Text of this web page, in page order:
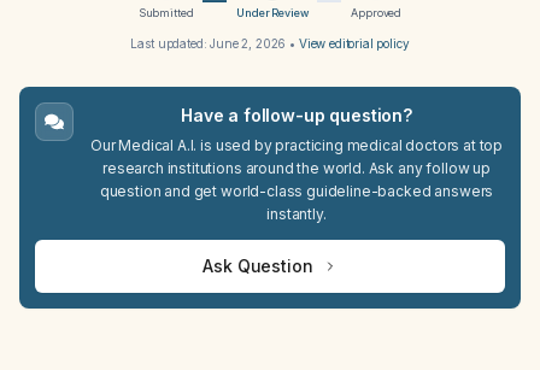
Submitted Under Review Approved
Last updated:June 2, 2026 • View editorial policy
Have a follow-up question?
Our Medical A.I. is used by practicing medical doctors at top
research institutions around the world. Ask any follow up
question and get world-class guideline-backed answers
instantly.
Ask Question